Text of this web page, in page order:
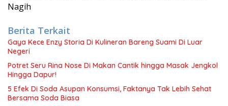
Nagih
Berita Terkait
Gaya Kece Enzy Storia Di Kulineran Bareng Suami Di Luar
Negeri
Potret Seru Rina Nose Di Makan Cantik hingga Masak Jengkol
Hingga Dapur!
5 Efek Di Soda Asupan Konsumsi, Faktanya Tak Lebih Sehat
Bersama Soda Biasa